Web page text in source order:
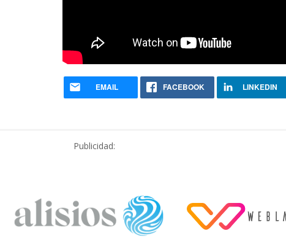
EMAIL FACEBOOK LINKEDIN
Publicidad: